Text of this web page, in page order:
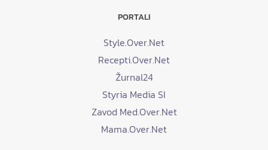
PORTALI
Style.Over.Net
Recepti.Over.Net
Žurnal24
Styria Media SI
Zavod Med.Over.Net
Mama.Over.Net